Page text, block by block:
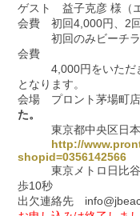
ゲスト 益子克彦 様（
会費 初回4,000円、2回
初回のみビーチライ
会費
4,000円をいただき
となります。
会場 プロント茅場町
た。
東京都中央区日本橋
http://
shopid=0356142566
東京メトロ日比谷線
歩10秒
出欠連絡先